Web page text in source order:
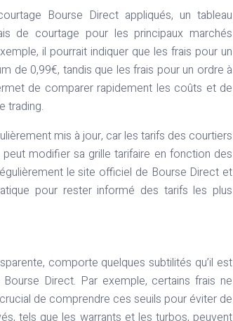
Bourse Direct appliqués, un tableau
de courtage pour les principaux marchés
il pourrait indiquer que les frais pour un
de 0,99€, tandis que les frais pour un ordre à
de comparer rapidement les coûts et de
trading.
mis à jour, car les tarifs des courtiers
modifier sa grille tarifaire en fonction des
le site officiel de Bourse Direct et
pour rester informé des tarifs les plus
comporte quelques subtilités qu’il est
Direct. Par exemple, certains frais ne
de comprendre ces seuils pour éviter de
tels que les warrants et les turbos, peuvent